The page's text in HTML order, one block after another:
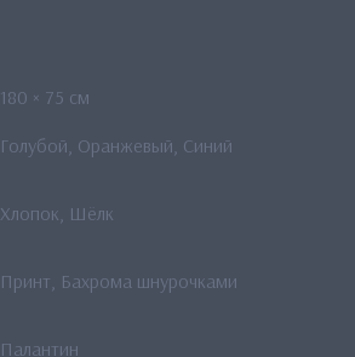
180 × 75 см
Голубой, Оранжевый, Синий
Хлопок, Шёлк
Принт, Бахрома шнурочками
Палантин